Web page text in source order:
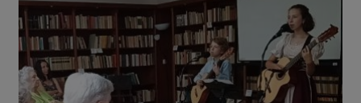
Reklámcélú:
Azért települnek ezek a sütik, hogy a felhasználót
számára egyedi, releváns, érdeklődési körébe tartozó
reklámajánlatokkal tudjuk megcélozni.